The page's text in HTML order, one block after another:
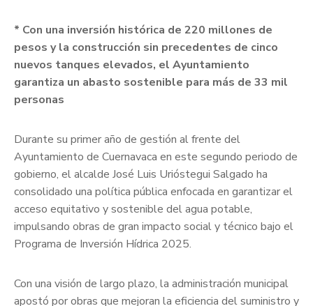
* Con una inversión histórica de 220 millones de
pesos y la construcción sin precedentes de cinco
nuevos tanques elevados, el Ayuntamiento
garantiza un abasto sostenible para más de 33 mil
personas
Durante su primer año de gestión al frente del
Ayuntamiento de Cuernavaca en este segundo periodo de
gobierno, el alcalde José Luis Urióstegui Salgado ha
consolidado una política pública enfocada en garantizar el
acceso equitativo y sostenible del agua potable,
impulsando obras de gran impacto social y técnico bajo el
Programa de Inversión Hídrica 2025.
Con una visión de largo plazo, la administración municipal
apostó por obras que mejoran la eficiencia del suministro y